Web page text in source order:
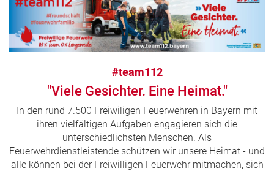
#team112
"Viele Gesichter. Eine Heimat."
In den rund 7.500 Freiwiligen Feuerwehren in Bayern mit
ihren vielfältigen Aufgaben engagieren sich die
unterschiedlichsten Menschen. Als
Feuerwehrdienstleistende schützen wir unsere Heimat - und
alle können bei der Freiwilligen Feuerwehr mitmachen, sich